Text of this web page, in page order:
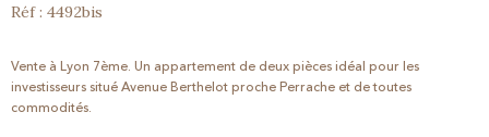
Réf : 4492bis
Vente à Lyon 7ème. Un appartement de deux pièces idéal pour les
investisseurs situé Avenue Berthelot proche Perrache et de toutes
commodités.